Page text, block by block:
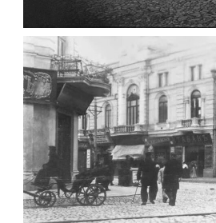
ФОТО ЖИТОМИРА 1905
МИХАЙЛІВСЬКА-
до